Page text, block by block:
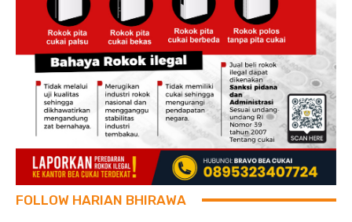
FOLLOW HARIAN BHIRAWA